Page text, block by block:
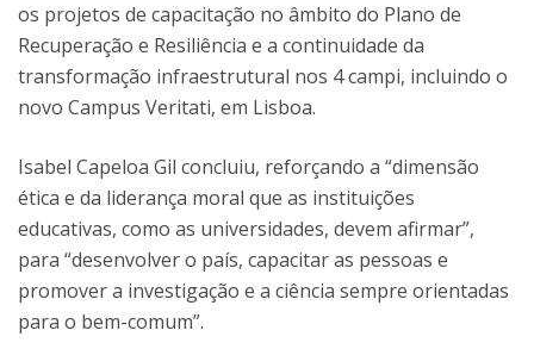
os projetos de capacitação no âmbito do Plano de
Recuperação e Resiliência e a continuidade da
transformação infraestrutural nos 4 campi, incluindo o
novo Campus Veritati, em Lisboa.
Isabel Capeloa Gil concluiu, reforçando a “dimensão
ética e da liderança moral que as instituições
educativas, como as universidades, devem afirmar”,
para “desenvolver o país, capacitar as pessoas e
promover a investigação e a ciência sempre orientadas
para o bem-comum”.